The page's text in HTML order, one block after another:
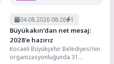
04.08.2026 08:26 1
Büyükakın’dan net mesaj:
2028’e hazırız
Kocaeli Büyükşehir Belediyesi’nin
organizasyonluğunda 31